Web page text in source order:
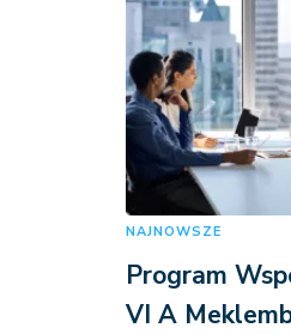
NAJNOWSZE
Program
VI A